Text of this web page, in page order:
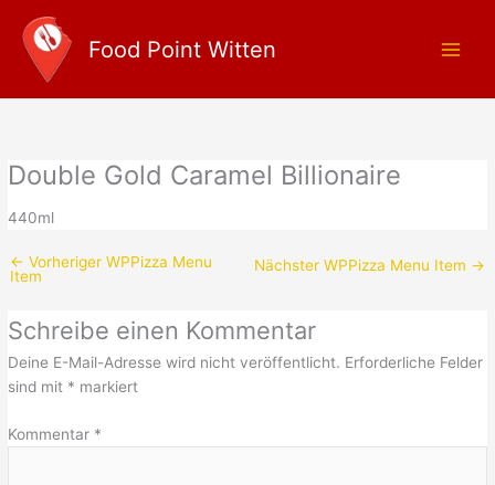
Inhalt
springen
Food Point Witten
Double Gold Caramel Billionaire
440ml
← Vorheriger WPPizza Menu
Item
Nächster WPPizza Menu Item →
Schreibe einen Kommentar
Deine E-Mail-Adresse wird nicht veröffentlicht. Erforderliche Felder
sind mit * markiert
Kommentar *